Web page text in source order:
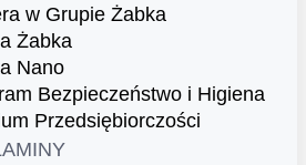
w Grupie Żabka
Żabka
Nano
Bezpieczeństwo i Higiena
Przedsiębiorczości